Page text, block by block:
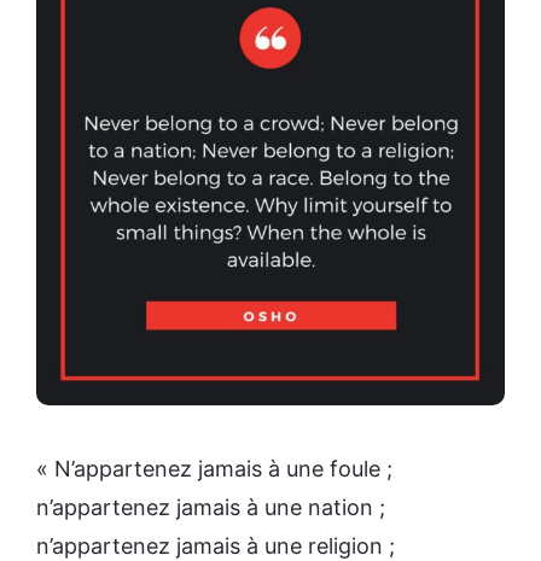
« N’appartenez jamais à une foule ;
n’appartenez jamais à une nation ;
n’appartenez jamais à une religion ;